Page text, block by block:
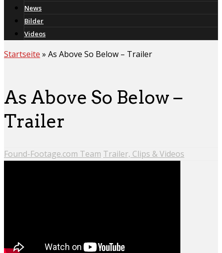
News
Bilder
Videos
Startseite » As Above So Below – Trailer
As Above So Below –
Trailer
Found-Footage.com Team Trailer, Clips & Videos